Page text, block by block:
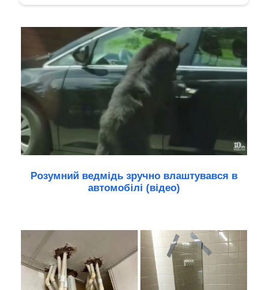
Розумний ведмідь зручно влаштувався в
автомобілі (відео)